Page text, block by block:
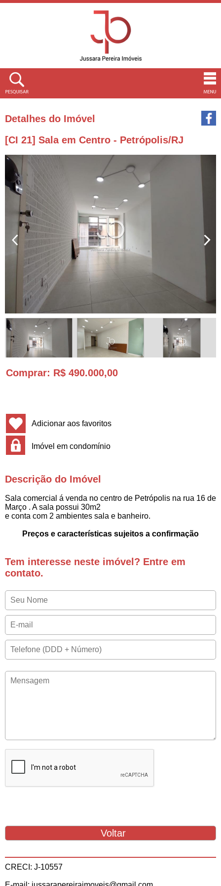
Detalhes do Imóvel
[CI 21] Sala em Centro - Petrópolis/RJ
Comprar: R$ 490.000,00
Adicionar aos favoritos
Imóvel em condomínio
Descrição do Imóvel
Sala comercial á venda no centro de Petrópolis na rua 16 de
Março . A sala possui 30m2
e conta com 2 ambientes sala e banheiro.
Preços e características sujeitos a confirmação
Tem interesse neste imóvel? Entre em
contato.
CRECI: J-10557